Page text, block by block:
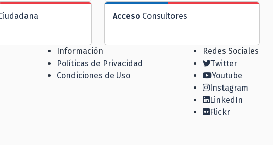
Acceso Consultores
Información
Políticas de Privacidad
Condiciones de Uso
Redes Sociales
Twitter
Youtube
Instagram
LinkedIn
Flickr